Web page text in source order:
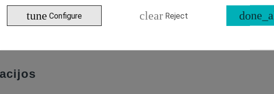
atskirai
tune Configure clear Reject